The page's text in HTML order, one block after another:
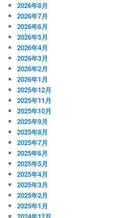
2026年8月
2026年7月
2026年6月
2026年5月
2026年4月
2026年3月
2026年2月
2026年1月
2025年12月
2025年11月
2025年10月
2025年9月
2025年8月
2025年7月
2025年6月
2025年5月
2025年4月
2025年3月
2025年2月
2025年1月